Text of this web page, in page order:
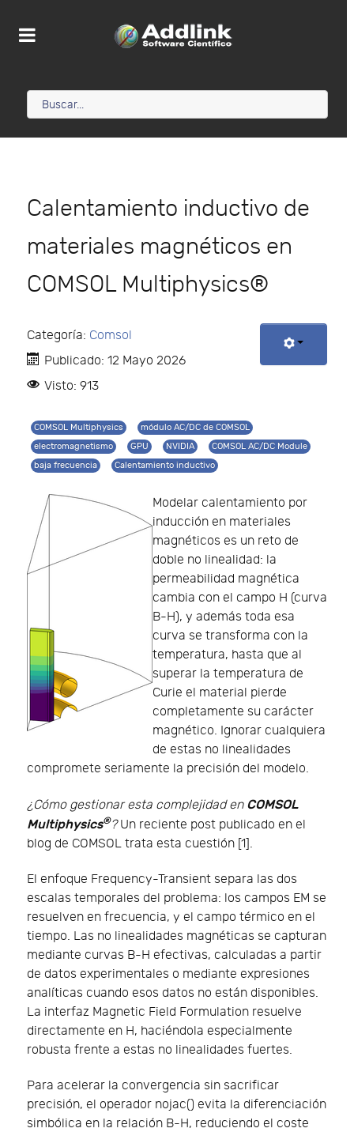
Calentamiento inductivo de
materiales magnéticos en
COMSOL Multiphysics®
Categoría: Comsol
Publicado: 12 Mayo 2026
Visto: 913
COMSOL Multiphysics
módulo AC/DC de COMSOL
electromagnetismo
GPU NVIDIA
COMSOL AC/DC Module
baja frecuencia
Calentamiento inductivo
Modelar calentamiento por
inducción en materiales
magnéticos es un reto de
doble no linealidad: la
permeabilidad magnética
cambia con el campo H (curva
B-H), y además toda esa
curva se transforma con la
temperatura, hasta que al
superar la temperatura de
Curie el material pierde
completamente su carácter
magnético. Ignorar cualquiera
de estas no linealidades
compromete seriamente la precisión del modelo.
¿Cómo gestionar esta complejidad en COMSOL
Multiphysics®?Un reciente post publicado en el
blog de COMSOL trata esta cuestión [1].
El enfoque Frequency-Transient separa las dos
escalas temporales del problema: los campos EM se
resuelven en frecuencia, y el campo térmico en el
tiempo. Las no linealidades magnéticas se capturan
mediante curvas B-H efectivas, calculadas a partir
de datos experimentales o mediante expresiones
analíticas cuando esos datos no están disponibles.
La interfaz Magnetic Field Formulation resuelve
directamente en H, haciéndola especialmente
robusta frente a estas no linealidades fuertes.
Para acelerar la convergencia sin sacrificar
precisión, el operador nojac() evita la diferenciación
simbólica en la relación B-H, reduciendo el coste